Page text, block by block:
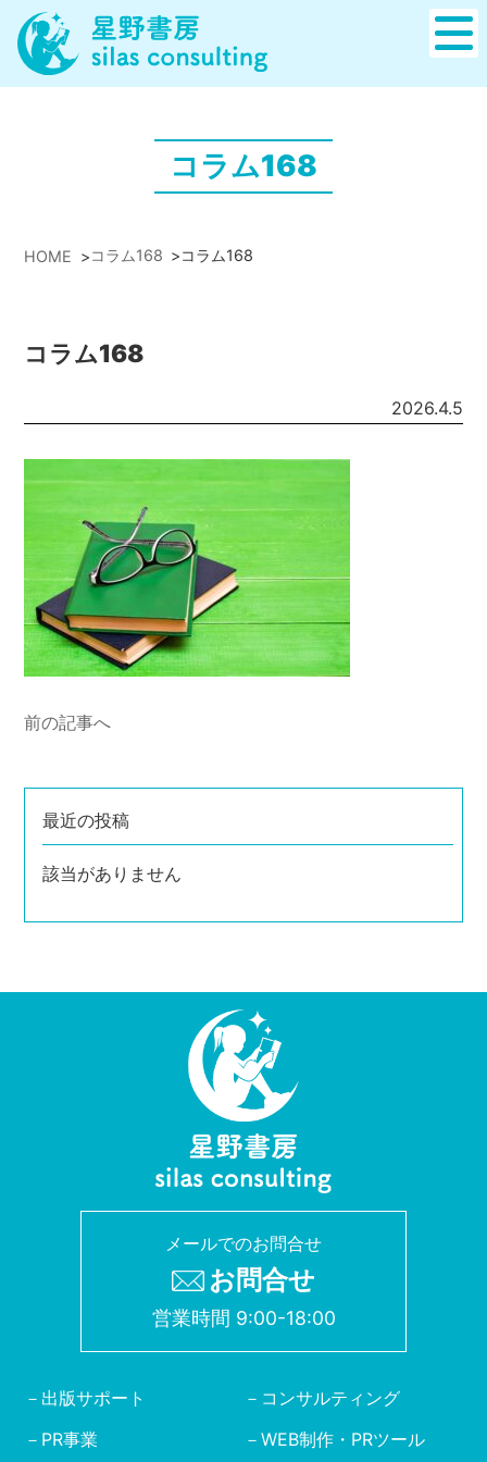
コラム168
HOME >コラム168 >コラム168
コラム168
2026.4.5
前の記事へ
最近の投稿
該当がありません
メールでのお問合せ
お問合せ
営業時間 9:00-18:00
出版サポート
コンサルティング
PR事業
WEB制作・PRツール